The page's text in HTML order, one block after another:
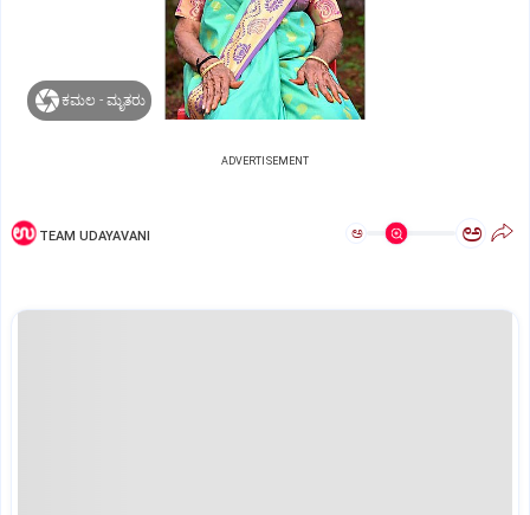
ಕಮಲ - ಮೃತರು
ADVERTISEMENT
TEAM UDAYAVANI ಅ ಅ